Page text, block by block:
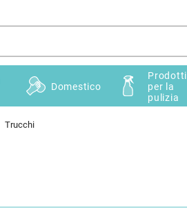
Domestico
Prodotti
per la
pulizia
Trucchi